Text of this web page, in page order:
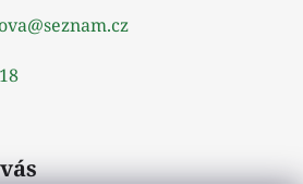
@seznam.cz